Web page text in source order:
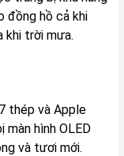
đồng hồ cả khi
khi trời mưa.
thép và Apple
hình OLED
và tươi mới.